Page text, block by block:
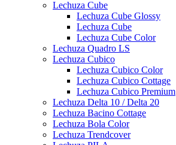
Lechuza Cube
Lechuza Cube Glossy
Lechuza Cube
Lechuza Cube Color
Lechuza Quadro LS
Lechuza Cubico
Lechuza Cubico Color
Lechuza Cubico Cottage
Lechuza Cubico Premium
Lechuza Delta 10 / Delta 20
Lechuza Bacino Cottage
Lechuza Bola Color
Lechuza Trendcover